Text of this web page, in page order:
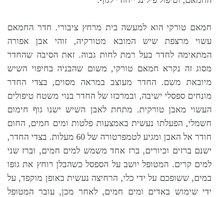
חמאם טורקי הוא למעשה בית מרחץ ציבורי. חדר החמאם
עשוי מרצפת שיש המובא מטורקיה, זוהי אבן אפורה
המתאימה לחדר בעל רמת לחות גבוה. זאת הסיבה שהחדר
מסוג זה נקרא חמאם טורקי, משום שהבניה בחיפוי השיש
מיובאת משם. החדר מעוצב במראה מסוים, בצדי החדר
מונחים ספסלי ישיבה, ובמרכזו של החדר בנוי משטח טיפולים
העשוי מאבן טורקית. מתחת לאבן השיש ישנו גוף חימום
חשמלי, הפעלתו נעשית באמצעות פלטות ומים חמים, החום
חודר אל האבן ומגיע לטמפרטורה של 60 מעלות. בצדי החדר,
ישנם ברזים וכיורים, ברז אחד משמש למים חמים, וברז שני
למים קרים. המטופל יושב על הספסל כשהבלן רוחץ את גופו
במים, ששופכם על ידי כלי, הרחיצה נעשית באופן מוקפד, על
ידי שימוש באדים ומים חמים, לאחר מכן, עובר המטופל